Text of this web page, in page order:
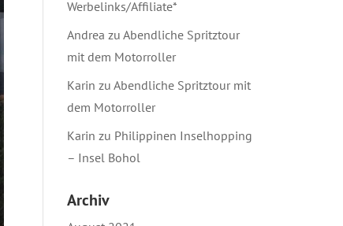
Werbelinks/Affiliate*
Andrea zu Abendliche Spritztour
mit dem Motorroller
Karin zu Abendliche Spritztour mit
dem Motorroller
Karin zu Philippinen Inselhopping
– Insel Bohol
Archiv